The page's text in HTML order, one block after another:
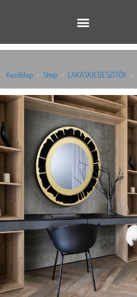
Kezdőlap > Shop > LAKÁSKIEGÉSZÍTŐK >